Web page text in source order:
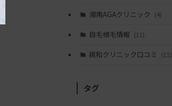
湘南AGAクリニック (4)
自毛植毛情報 (11)
親和クリニック口コミ (11)
タグ